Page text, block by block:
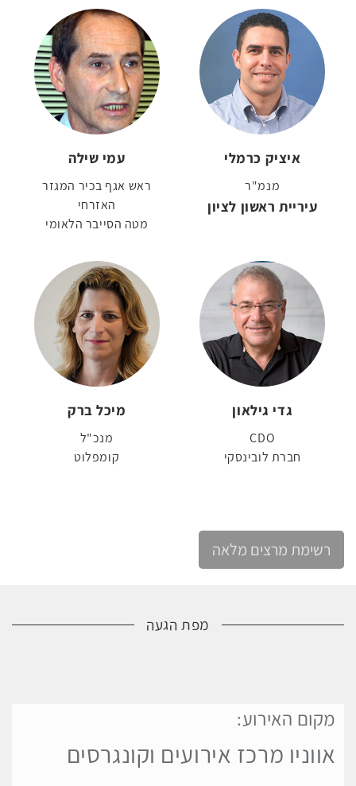
איציק כרמלי
מנמ"ר
עיריית ראשון לציון
עמי שילה
ראש אגף בכיר המגזר
האזרחי
מטה הסייבר הלאומי
גדי גילאון
CDO
חברת לובינסקי
מיכל ברק
מנכ"ל
קומפלוט
רשימת מרצים מלאה
מפת הגעה
מקום האירוע:
אווניו מרכז אירועים וקונגרסים
גוגל